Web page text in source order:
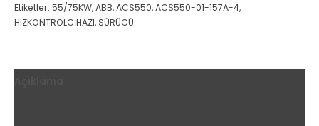
Etiketler: 55/75KW,ABB,ACS550,ACS550-01-157A-4,
HIZKONTROLCİHAZI, SÜRÜCÜ